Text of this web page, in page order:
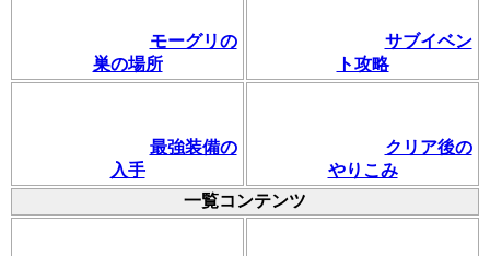
モーグリの
巣の場所
サブイベン
ト攻略
最強装備の
入手
クリア後の
やりこみ
一覧コンテンツ